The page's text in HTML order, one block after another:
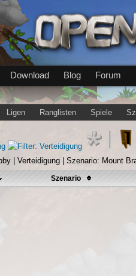
Download Blog Forum
Ligen Ranglisten Spiele
| Verteidigung | Szenario: Mount
Szenario